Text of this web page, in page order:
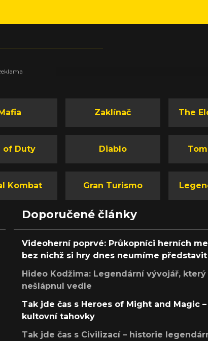
Zaklínač The
of Duty Diablo
Kombat Gran Turismo
Doporučené články
Videoherní poprvé: Průkopníci herních
bez nichž si hry dnes neumíme představit
Hideo Kodžima: Legendární vývojář,
nešlápnul vedle
Tak jde čas s Heroes of Might and Magic
kultovní tahovky
Tak jde čas s Civilizací – historie